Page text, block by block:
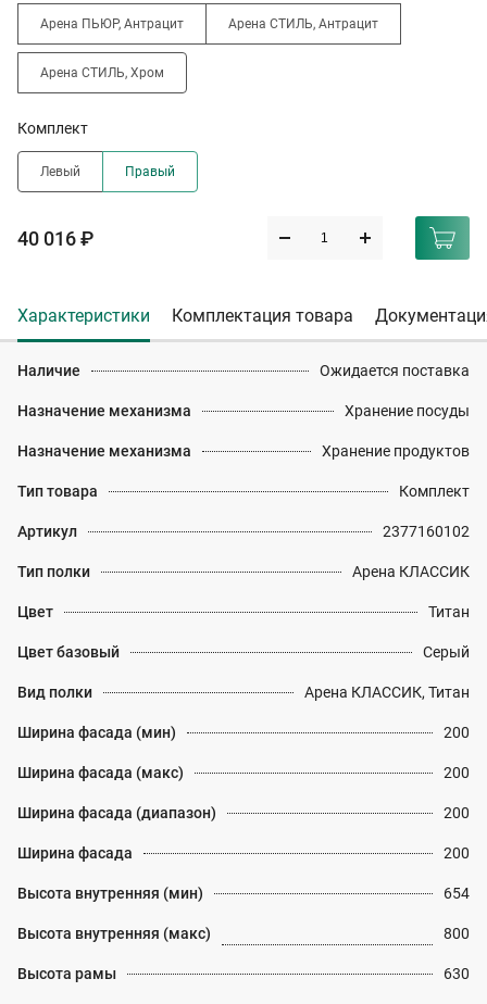
Арена ПЬЮР, Антрацит Арена СТИЛЬ, Антрацит
Арена СТИЛЬ, Хром
Комплект
Левый Правый
40 016 ₽
Характеристики Комплектация товара
Наличие Ожидается поставка
Назначение механизма Хранение посуды
Назначение механизма Хранение продуктов
Тип товара Комплект
Артикул 2377160102
Тип полки Арена КЛАССИК
Цвет Титан
Цвет базовый Серый
Вид полки Арена КЛАССИК, Титан
Ширина фасада (мин) 200
Ширина фасада (макс) 200
Ширина фасада (диапазон) 200
Ширина фасада 200
Высота внутренняя (мин) 654
Высота внутренняя (макс) 800
Высота рамы 630